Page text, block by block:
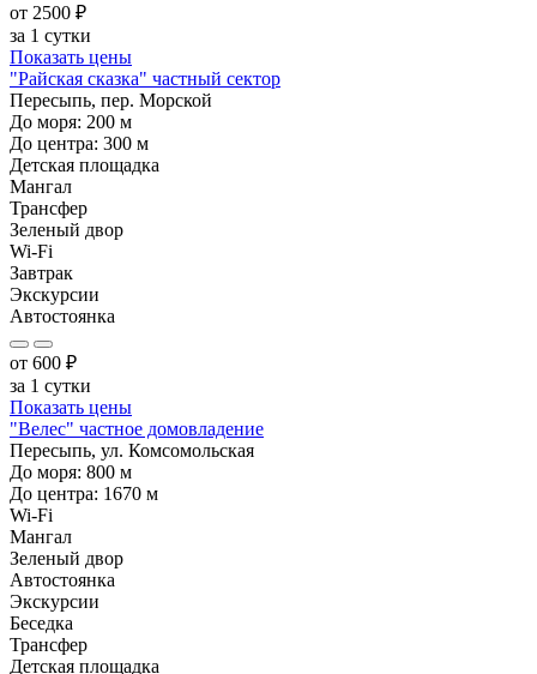
от 2500 ₽
за 1 сутки
Показать цены
"Райская сказка" частный сектор
Пересыпь, пер. Морской
До моря: 200 м
До центра: 300 м
Детская площадка
Мангал
Трансфер
Зеленый двор
Wi-Fi
Завтрак
Экскурсии
Автостоянка
от 600 ₽
за 1 сутки
Показать цены
"Велес" частное домовладение
Пересыпь, ул. Комсомольская
До моря: 800 м
До центра: 1670 м
Wi-Fi
Мангал
Зеленый двор
Автостоянка
Экскурсии
Беседка
Трансфер
Детская площадка